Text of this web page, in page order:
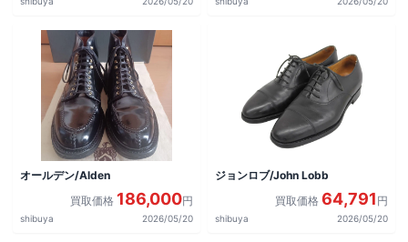
オールデン/Alden
買取価格 186,000円
shibuya 2026/05/20
ジョンロブ/John Lobb
買取価格 64,791 円
shibuya 2026/05/20